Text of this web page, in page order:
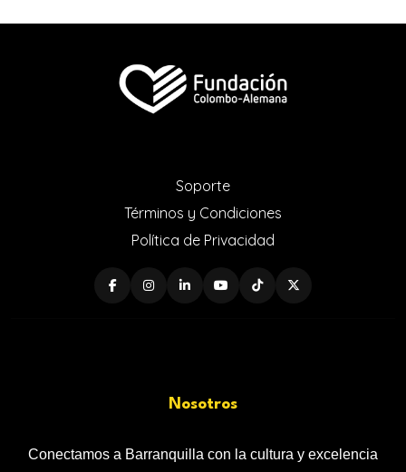
Soporte
Términos y Condiciones
Política de Privacidad
Nosotros
Conectamos a Barranquilla con la cultura y excelencia